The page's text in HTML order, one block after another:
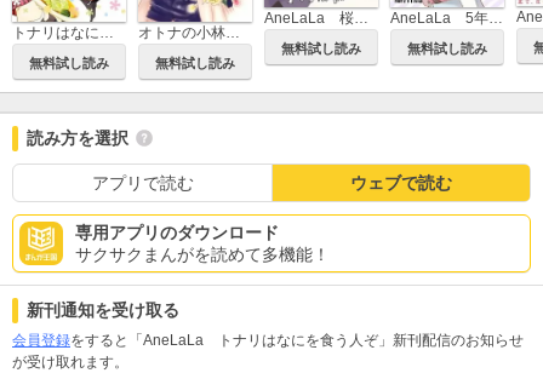
トナリはなにを食う人ぞ
無料試し読み
オトナの小林くん
無料試し読み
無料試し読み 無料試し読み
読み方を選択
アプリで読む ウェブで読む
専用アプリのダウンロード
サクサクまんがを読めて多機能！
新刊通知を受け取る
会員登録をすると「AneLaLa トナリはなにを食う人ぞ」新刊配信のお知らせ
が受け取れます。